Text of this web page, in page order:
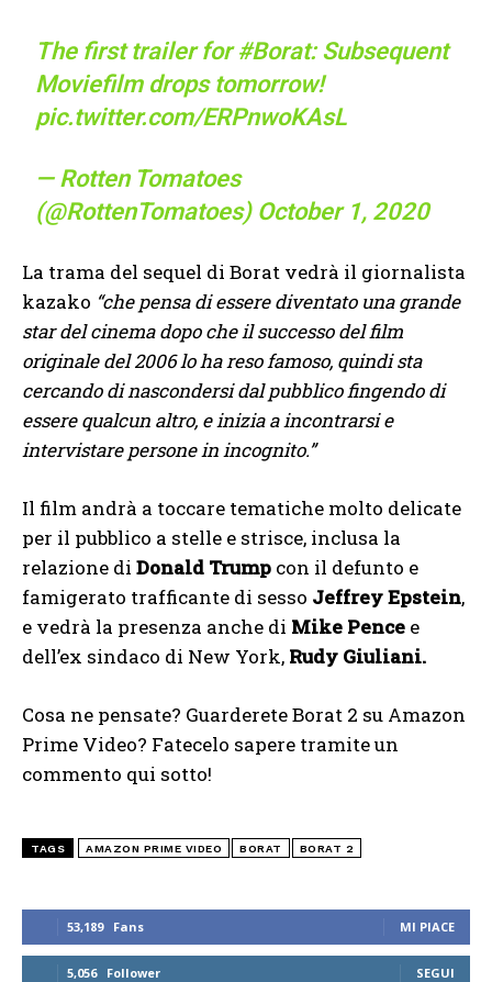
53,189 Fans MI PIACE
5,056 Follower SEGUI
The first trailer for#Borat: Subsequent
Moviefilm drops tomorrow!
pic.twitter.com/ERPnwoKAsL
— Rotten Tomatoes
(@RottenTomatoes) October 1, 2020
La trama del sequel di Borat vedrà il giornalista
kazako “che pensa di essere diventato una grande
star del cinema dopo che il successo del film
originale del 2006 lo ha reso famoso, quindi sta
cercando di nascondersi dal pubblico fingendo di
essere qualcun altro, e inizia a incontrarsi e
intervistare persone in incognito.”
Il film andrà a toccare tematiche molto delicate
per il pubblico a stelle e strisce, inclusa la
relazione di Donald Trump con il defunto e
famigerato trafficante di sesso Jeffrey Epstein,
e vedrà la presenza anche di Mike Pence e
dell’ex sindaco di New York, Rudy Giuliani.
Cosa ne pensate? Guarderete Borat 2 su Amazon
Prime Video? Fatecelo sapere tramite un
commento qui sotto!
TAGS AMAZON PRIME VIDEO BORAT BORAT 2